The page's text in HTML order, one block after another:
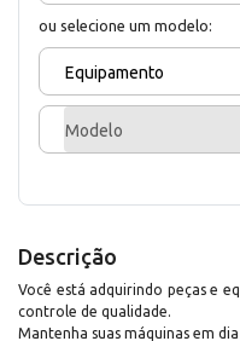
ou selecione um modelo:
Equipamento
Modelo
Descrição
Você está adquirindo peças e
controle de qualidade.
Mantenha suas máquinas em